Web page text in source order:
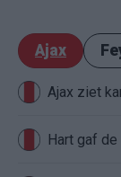
Ajax
Ajax ziet
Hart gaf